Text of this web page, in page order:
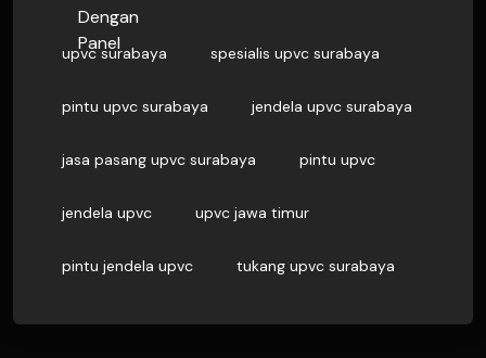
upvc surabaya spesialis upvc surabaya
pintu upvc surabaya jendela upvc surabaya
jasa pasang upvc surabaya pintu upvc
jendela upvc upvc jawa timur
pintu jendela upvc tukang upvc surabaya